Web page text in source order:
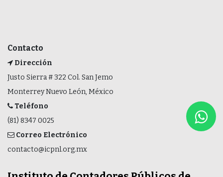
Contacto
Dirección
Justo Sierra # 322 Col. San Jemo
Monterrey Nuevo León, México
Teléfono
(81) 8347 0025
Correo Electrónico
contacto@icpnl.org.mx